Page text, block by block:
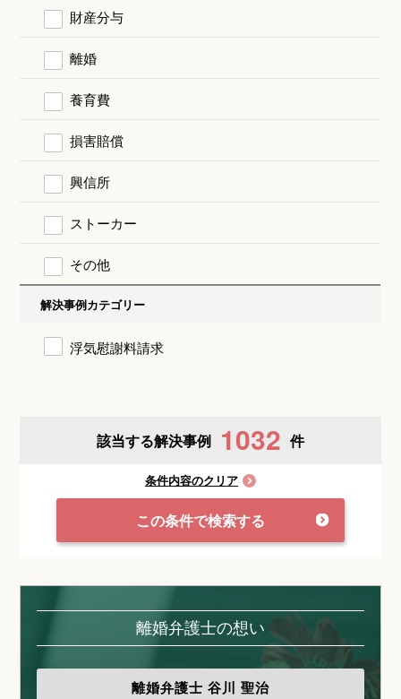
財産分与
離婚
養育費
損害賠償
興信所
ストーカー
その他
解決事例カテゴリー
浮気慰謝料請求
該当する解決事例 1032 件
条件内容のクリア
この条件で検索する
離婚弁護士の想い
離婚弁護士 谷川 聖治